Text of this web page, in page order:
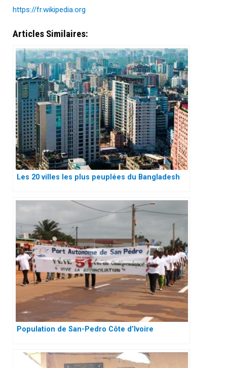
https://fr.wikipedia.org
Articles Similaires:
Les 20 villes les plus peuplées du Bangladesh
Population de San-Pedro Côte d’Ivoire